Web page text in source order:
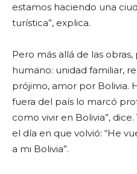
estamos haciendo una
turística”, explica.
Pero más allá de las
humano: unidad familiar,
prójimo, amor por Bolivia.
fuera del país lo marcó
como vivir en Bolivia”,
el día en que volvió: “He
a mi Bolivia”.